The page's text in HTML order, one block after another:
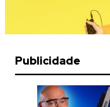
Publicidade